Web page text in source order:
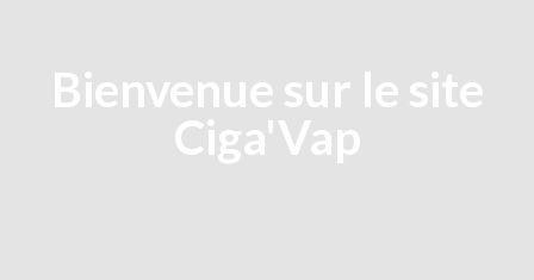
Bienvenue sur le site
Ciga'Vap